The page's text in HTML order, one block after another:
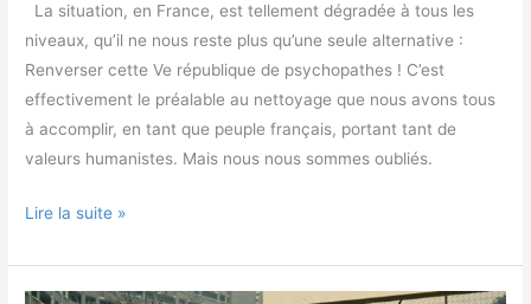
La situation, en France, est tellement dégradée à tous les
niveaux, qu’il ne nous reste plus qu’une seule alternative :
Renverser cette Ve république de psychopathes ! C’est
effectivement le préalable au nettoyage que nous avons tous
à accomplir, en tant que peuple français, portant tant de
valeurs humanistes. Mais nous nous sommes oubliés.
Lire la suite »